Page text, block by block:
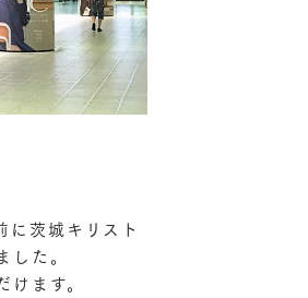
茨城キリスト
た。
ます。